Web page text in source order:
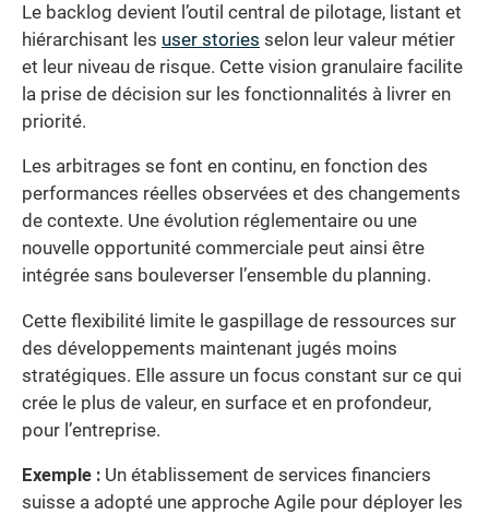
Le backlog devient l’outil central de pilotage, listant et
hiérarchisant les user stories selon leur valeur métier
et leur niveau de risque. Cette vision granulaire facilite
la prise de décision sur les fonctionnalités à livrer en
priorité.
Les arbitrages se font en continu, en fonction des
performances réelles observées et des changements
de contexte. Une évolution réglementaire ou une
nouvelle opportunité commerciale peut ainsi être
intégrée sans bouleverser l’ensemble du planning.
Cette flexibilité limite le gaspillage de ressources sur
des développements maintenant jugés moins
stratégiques. Elle assure un focus constant sur ce qui
crée le plus de valeur, en surface et en profondeur,
pour l’entreprise.
Exemple : Un établissement de services financiers
suisse a adopté une approche Agile pour déployer les